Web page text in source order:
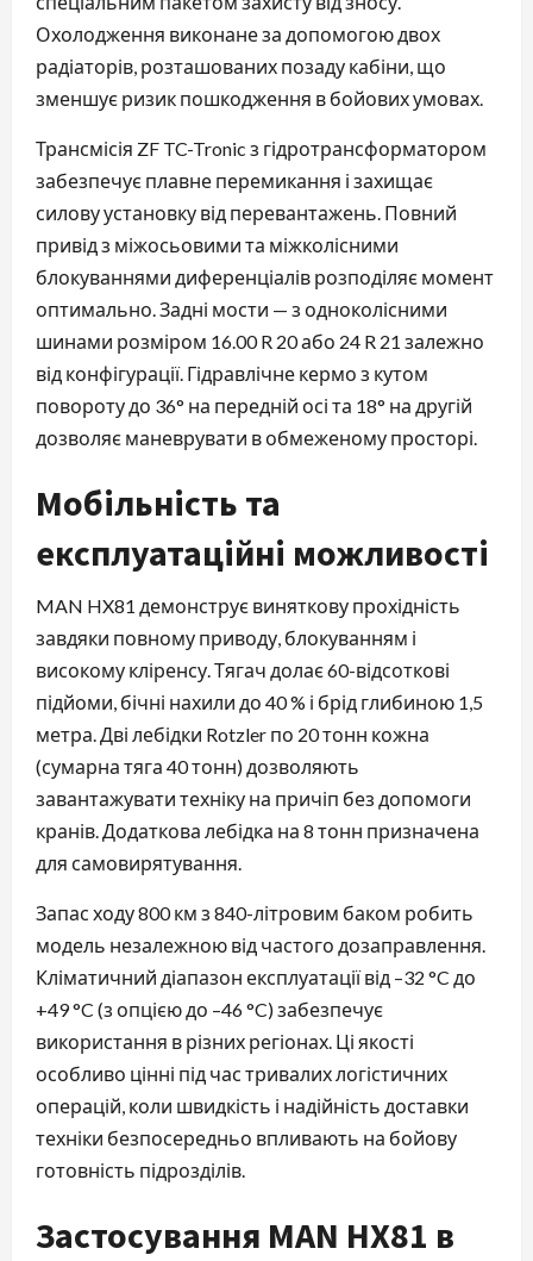
Охолодження виконане за допомогою двох
радіаторів, розташованих позаду кабіни, що
зменшує ризик пошкодження в бойових умовах.
Трансмісія ZF TC-Tronic з гідротрансформатором
забезпечує плавне перемикання і захищає
силову установку від перевантажень. Повний
привід з міжосьовими та міжколісними
блокуваннями диференціалів розподіляє момент
оптимально. Задні мости — з одноколісними
шинами розміром 16.00 R 20 або 24 R 21 залежно
від конфігурації. Гідравлічне кермо з кутом
повороту до 36° на передній осі та 18° на другій
дозволяє маневрувати в обмеженому просторі.
Мобільність та
експлуатаційні можливості
MAN HX81 демонструє виняткову прохідність
завдяки повному приводу, блокуванням і
високому кліренсу. Тягач долає 60-відсоткові
підйоми, бічні нахили до 40 % і брід глибиною 1,5
метра. Дві лебідки Rotzler по 20 тонн кожна
(сумарна тяга 40 тонн) дозволяють
завантажувати техніку на причіп без допомоги
кранів. Додаткова лебідка на 8 тонн призначена
для самовирятування.
Запас ходу 800 км з 840-літровим баком робить
модель незалежною від частого дозаправлення.
Кліматичний діапазон експлуатації від –32 °C до
+49 °C (з опцією до –46 °C) забезпечує
використання в різних регіонах. Ці якості
особливо цінні під час тривалих логістичних
операцій, коли швидкість і надійність доставки
техніки безпосередньо впливають на бойову
готовність підрозділів.
Застосування MAN HX81 в